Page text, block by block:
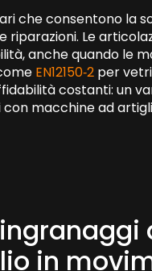
che consentono la
Le
anche quando le
EN12150‑2 per
costanti: un
macchine ad
in